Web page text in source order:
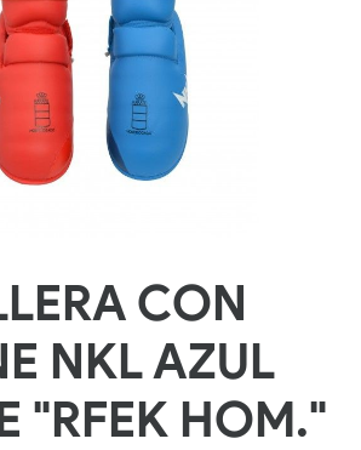
CON
NKL AZUL
"RFEK HOM."